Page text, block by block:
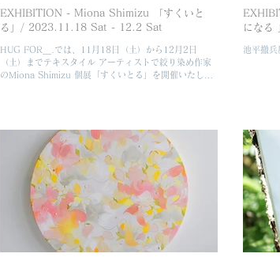
EXHIBITION - Miona Shimizu 「すくいと
る」/ 2023.11.18 Sat - 12.2 Sat
HUG FOR＿.では、11月18日（土）から12月2日
（土）までテキスタイル アーティストで絞り染め作家
のMiona Shimizu 個展「すくいとる」を開催いたしま
にな
池平撤兵